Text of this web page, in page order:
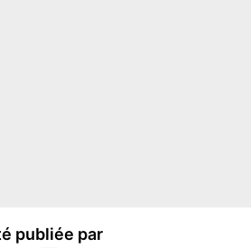
publiée par